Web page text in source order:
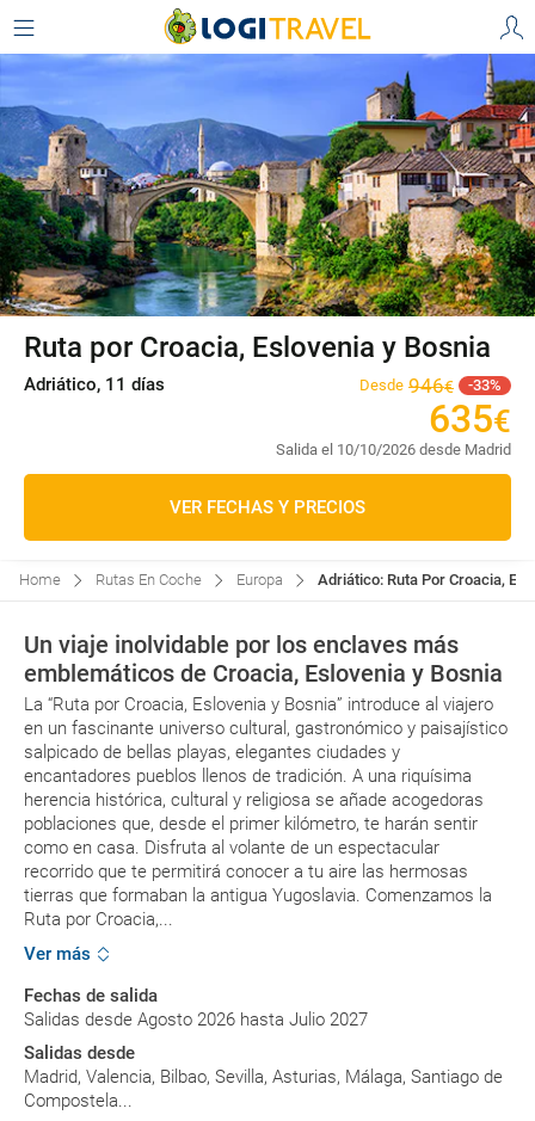
Ruta por Croacia, Eslovenia y Bosnia
Adriático, 11 días Desde 946€ 33
635€
Salida el 10/10/2026 desde Madrid
VER FECHAS Y PRECIOS
Home Rutas En Coche Europa Adriático: Ruta Por Croacia,
Un viaje inolvidable por los enclaves más
emblemáticos de Croacia, Eslovenia y Bosnia
La “Ruta por Croacia, Eslovenia y Bosnia” introduce al viajero
en un fascinante universo cultural, gastronómico y paisajístico
salpicado de bellas playas, elegantes ciudades y
encantadores pueblos llenos de tradición. A una riquísima
herencia histórica, cultural y religiosa se añade acogedoras
poblaciones que, desde el primer kilómetro, te harán sentir
como en casa. Disfruta al volante de un espectacular
recorrido que te permitirá conocer a tu aire las hermosas
tierras que formaban la antigua Yugoslavia. Comenzamos la
Ruta por Croacia,...
Ver más
Fechas de salida
Salidas desde Agosto 2026 hasta Julio 2027
Salidas desde
Madrid, Valencia, Bilbao, Sevilla, Asturias, Málaga, Santiago de
Compostela...